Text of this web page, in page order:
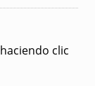
clic